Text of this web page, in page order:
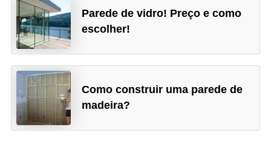
Parede de vidro! Preço e como
escolher!
Como construir uma parede de
madeira?